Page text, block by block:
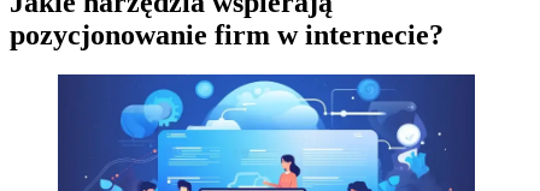
pozycjonowanie firm w internecie?